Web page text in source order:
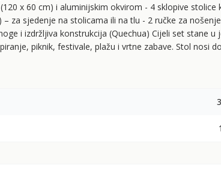
x 60 cm) i aluminijskim okvirom - 4 sklopive stolice
za sjedenje na stolicama ili na tlu - 2 ručke za
i izdržljiva konstrukcija (Quechua) Cijeli set stane u
piknik, festivale, plažu i vrtne zabave. Stol nosi